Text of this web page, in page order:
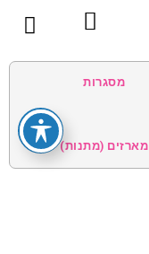
מסגרות
מארזים (מתנות)